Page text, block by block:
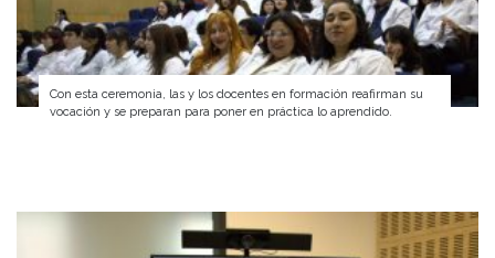
Con esta ceremonia, las y los docentes en formación reafirman su
vocación y se preparan para poner en práctica lo aprendido.